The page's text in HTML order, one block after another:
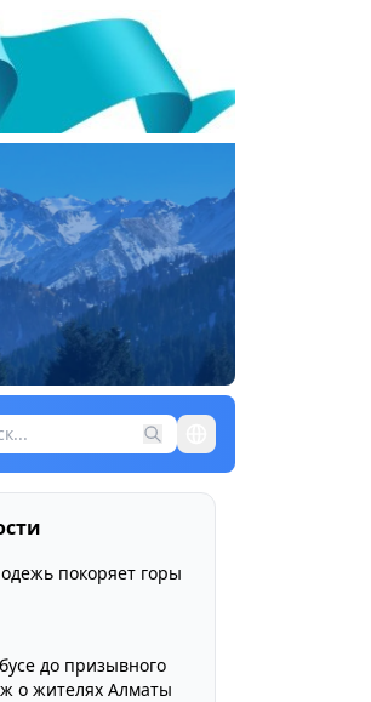
покоряет горы
до призывного
о жителях Алматы